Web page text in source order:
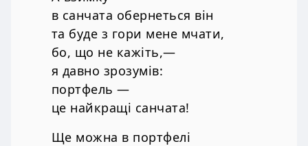
в санчата обернеться він
та буде з гори мене мчати,
бо, що не кажіть,—
я давно зрозумів:
портфель —
це найкращі санчата!
Ще можна в портфелі